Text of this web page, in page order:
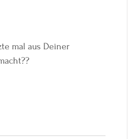
mal aus Deiner